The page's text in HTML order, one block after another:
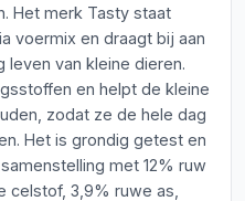
Het merk Tasty staat
voermix en draagt bij aan
leven van kleine dieren.
en helpt de kleine
zodat ze de hele dag
Het is grondig getest en
met 12% ruw
celstof, 3,9% ruwe as,